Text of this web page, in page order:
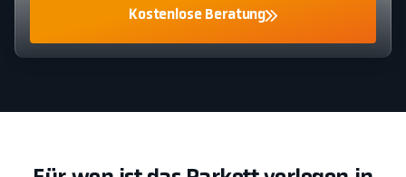
Kostenlose Beratung